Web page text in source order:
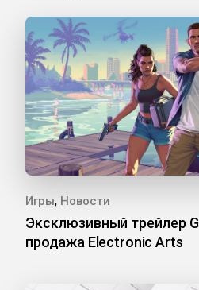
Игры, Новости
Эксклюзивный трейлер
продажа Electronic Arts